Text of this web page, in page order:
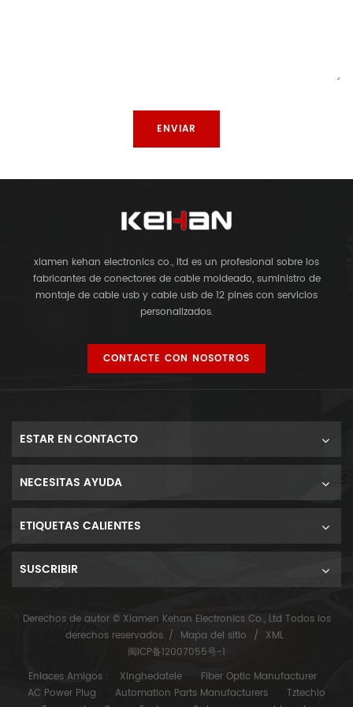
xiamen kehan electronics co., ltd es un profesional sobre los
fabricantes de conectores de cable moldeado, suministro de
montaje de cable usb y cable usb de 12 pines con servicios
personalizados.
CONTACTE CON NOSOTROS
ESTAR EN CONTACTO
NECESITAS AYUDA
ETIQUETAS CALIENTES
SUSCRIBIR
Derechos de autor © Xiamen Kehan Electronics Co., Ltd Todos los
derechos reservados. / Mapa del sitio / XML
闽ICP备12007055号-1
Enlaces Amigos :
Xinghedatele
Fiber Optic Manufacturer
AC Power Plug
Automation Parts Manufacturers
Tztechio